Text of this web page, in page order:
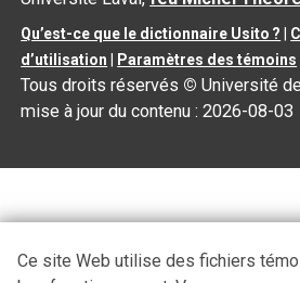
Qu’est-ce que le dictionnaire Usito ?
d’utilisation
Paramètres des témoins
Tous droits réservés © Université
mise à jour du contenu :2026-08-03
Ce site Web utilise des fichiers